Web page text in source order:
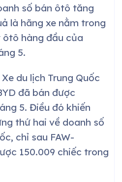
số bán ôtô tăng
là hãng xe nằm trong
ôtô hàng đầu của
5.
du lịch Trung Quốc
đã bán được
5. Điều đó khiến
thứ hai về doanh số
chỉ sau FAW-
150.009 chiếc trong